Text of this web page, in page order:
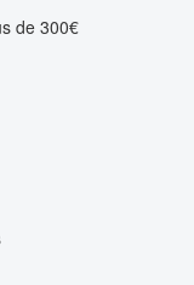
de 300€